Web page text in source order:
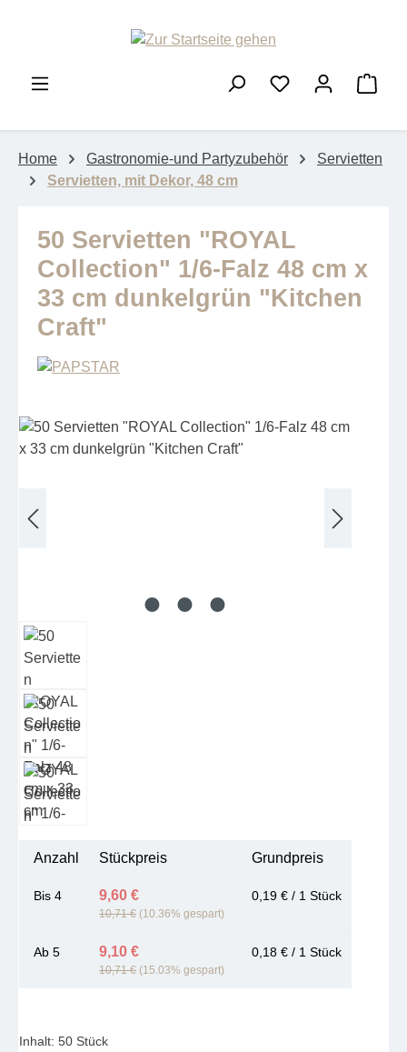
Home Gastronomie-und Partyzubehör
Servietten
Servietten, mit Dekor, 48 cm
50 Servietten "ROYAL
Collection" 1/6-Falz 48 cm x
33 cm dunkelgrün "Kitchen
Craft"
Bildergalerie überspringen
Anzahl Stückpreis Grundpreis
Bis 4 9,60 €
10,71 € (10.36% gespart)
0,19 € / 1 Stück
Ab 5 9,10 €
10,71 € (15.03% gespart)
0,18 € / 1 Stück
Inhalt: 50 Stück